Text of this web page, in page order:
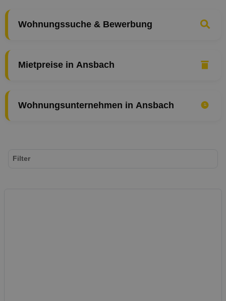
Wohnungssuche & Bewerbung
Mietpreise in Ansbach
Wohnungsunternehmen in Ansbach
Filter